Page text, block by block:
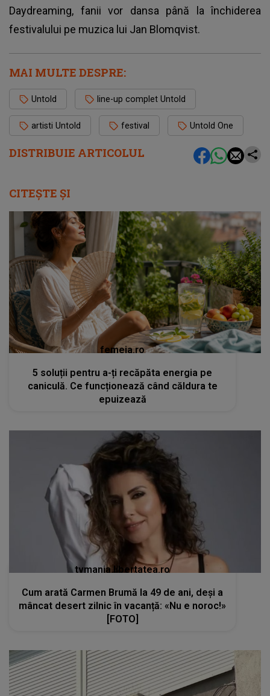
DISTRIBUIE ARTICOLUL
Daydreaming, fanii vor dansa până la închiderea
festivalului pe muzica lui Jan Blomqvist.
MAI MULTE DESPRE:
Untold line-up complet Untold
artisti Untold festival Untold One
CITEȘTE ȘI
femeia.ro
5 soluții pentru a-ți recăpăta energia pe
caniculă. Ce funcționează când căldura te
epuizează
tvmania.libertatea.ro
Cum arată Carmen Brumă la 49 de ani, deși a
mâncat desert zilnic în vacanță: «Nu e noroc!»
[FOTO]